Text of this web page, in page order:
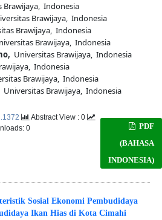
Brawijaya, Indonesia
Brawijaya, Indonesia
Brawijaya, Indonesia
Brawijaya, Indonesia
Universitas Brawijaya, Indonesia
Indonesia
Brawijaya, Indonesia
Universitas Brawijaya, Indonesia
PDF
(BAHASA
INDONESIA)
Abstract View : 0
0
Sosial Ekonomi Pembudidaya
Ikan Hias di Kota Cimahi